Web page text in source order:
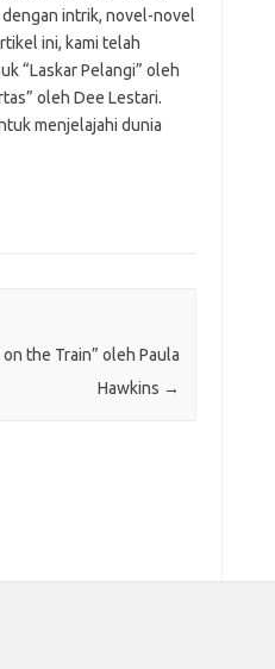
intrik, novel-novel
ini, kami telah
“Laskar Pelangi” oleh
oleh Dee Lestari.
menjelajahi dunia
the Train” oleh Paula
Hawkins →